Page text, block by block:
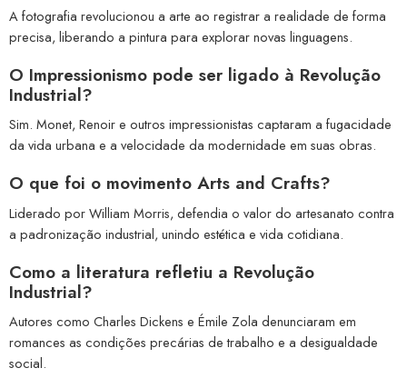
A fotografia revolucionou a arte ao registrar a realidade de forma
precisa, liberando a pintura para explorar novas linguagens.
O Impressionismo pode ser ligado à Revolução
Industrial?
Sim. Monet, Renoir e outros impressionistas captaram a fugacidade
da vida urbana e a velocidade da modernidade em suas obras.
O que foi o movimento Arts and Crafts?
Liderado por William Morris, defendia o valor do artesanato contra
a padronização industrial, unindo estética e vida cotidiana.
Como a literatura refletiu a Revolução
Industrial?
Autores como Charles Dickens e Émile Zola denunciaram em
romances as condições precárias de trabalho e a desigualdade
social.